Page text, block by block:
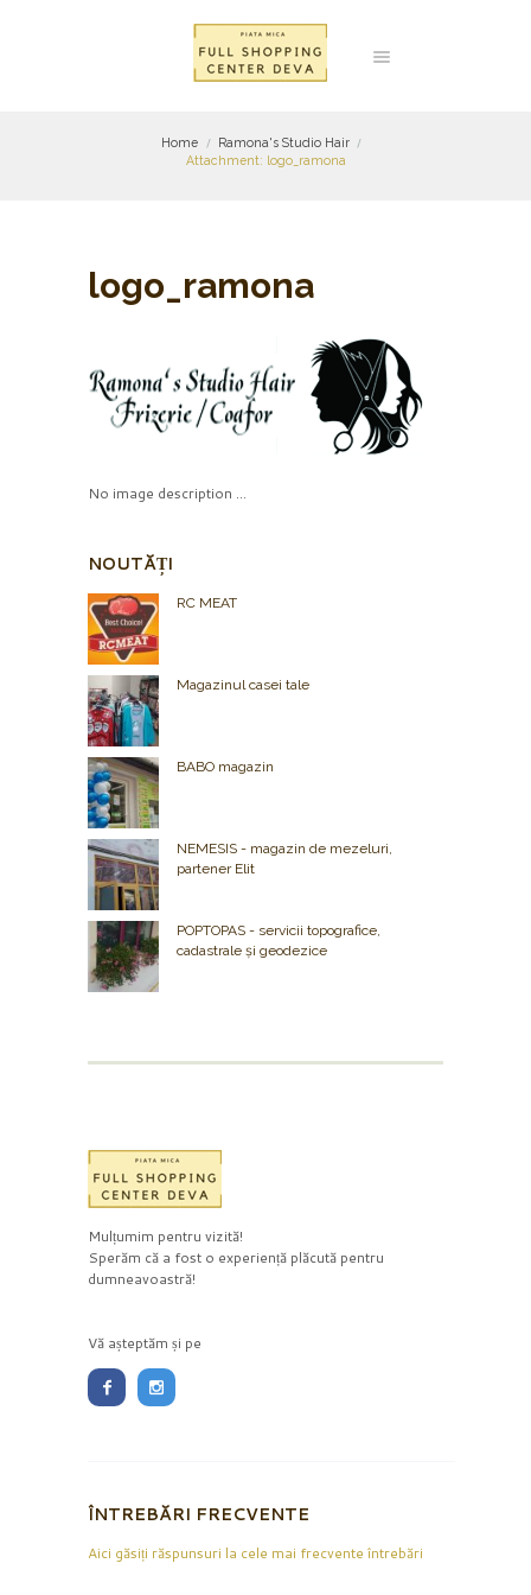
Home
Ramona's Studio Hair
Attachment: logo_ramona
logo_ramona
No image description ...
NOUTĂȚI
RC MEAT
Magazinul casei tale
BABO magazin
NEMESIS - magazin de mezeluri,
partener Elit
POPTOPAS - servicii topografice,
cadastrale și geodezice
Mulțumim pentru vizită!
Sperăm că a fost o experiență plăcută pentru
dumneavoastră!
Vă așteptăm și pe
ÎNTREBĂRI FRECVENTE
Aici găsiți răspunsuri la cele mai frecvente întrebări